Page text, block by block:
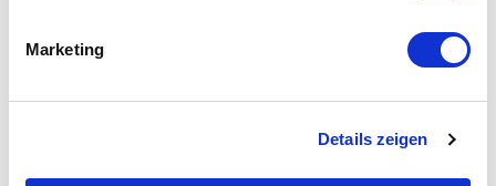
Marketing
Details zeigen